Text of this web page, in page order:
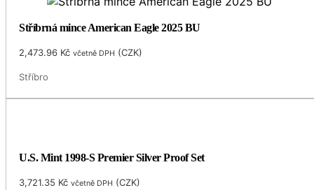
Stříbrná mince American Eagle 2025 BU
2,473.96 Kč včetně DPH (CZK)
Stříbro
U.S. Mint 1998-S Premier Silver Proof Set
3,721.35 Kč včetně DPH (CZK)